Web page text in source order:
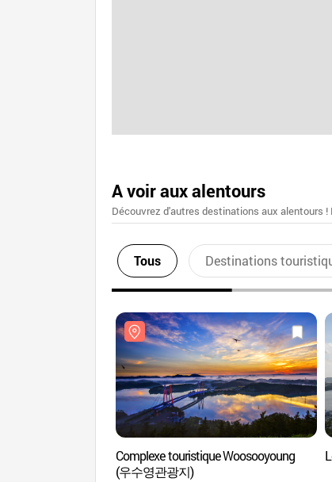
A voir aux alentours
Découvrez d'autres destinations aux alentours
Tous Destinations
Complexe touristique Woosooyoung
(우수영관광지)